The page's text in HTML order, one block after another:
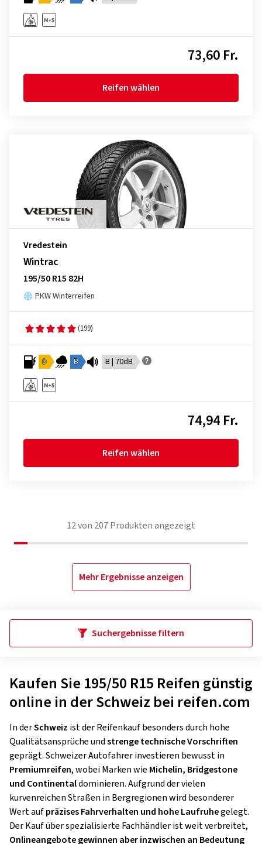
73,60 Fr.
Reifen wählen
Vredestein
Wintrac
195/50 R15 82H
PKW Winterreifen
(199)
D B B | 70dB
74,94 Fr.
Reifen wählen
12von 207Produkten angezeigt
Mehr Ergebnisse anzeigen
Suchergebnisse filtern
Kaufen Sie 195/50 R15 Reifen günstig
online in der Schweiz bei reifen.com
In derSchweiz ist der Reifenkauf besonders durch hohe
Qualitätsansprüche undstrenge technische Vorschriften
geprägt. Schweizer Autofahrer investieren bewusst in
Premiumreifen, wobei Marken wie Michelin, Bridgestone
und Continentaldominieren. Aufgrund der vielen
kurvenreichen Straßen in Bergregionen wird besonderer
Wert aufpräzises Fahrverhalten und hohe Laufruhegelegt.
Der Kauf über spezialisierte Fachhändler ist weit verbreitet,
Onlineangebote gewinnen aber inzwischen an Bedeutung